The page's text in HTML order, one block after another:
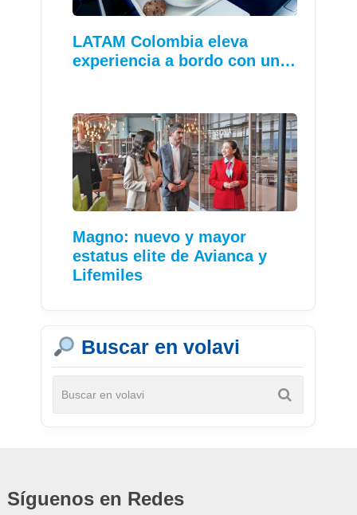
LATAM Colombia eleva
experiencia a bordo con un…
Magno: nuevo y mayor
estatus elite de Avianca y
Lifemiles
Buscar en volavi
Síguenos en Redes